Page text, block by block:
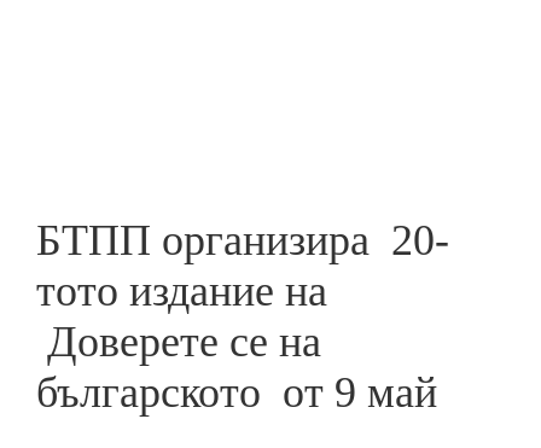
БТПП организира 20-
тото издание на
Доверете се на
българското от 9 май